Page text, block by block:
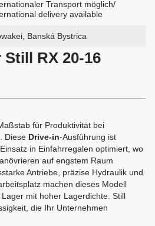
Transport möglich/
delivery available
Banská Bystrica
RX 20-16
für Produktivität bei
Diese Drive-in-Ausführung ist
in Einfahrregalen optimiert, wo
auf engstem Raum
Antriebe, präzise Hydraulik und
machen dieses Modell
mit hoher Lagerdichte. Still
die Ihr Unternehmen